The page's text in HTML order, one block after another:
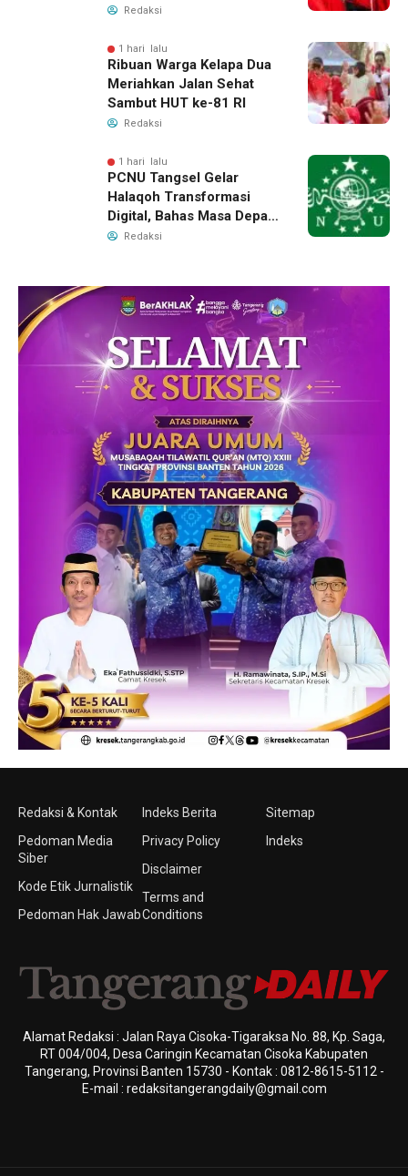
Harumkan Nama Banten
Redaksi
1 hari lalu
Ribuan Warga Kelapa Dua
Meriahkan Jalan Sehat
Sambut HUT ke-81 RI
Redaksi
1 hari lalu
PCNU Tangsel Gelar
Halaqoh Transformasi
Digital, Bahas Masa Depan
NU di Era Disrupsi
Redaksi
Redaksi & Kontak
Pedoman Media
Siber
Kode Etik Jurnalistik
Pedoman Hak Jawab
Indeks Berita
Privacy Policy
Disclaimer
Terms and
Conditions
Sitemap
Indeks
Alamat Redaksi : Jalan Raya Cisoka-Tigaraksa No. 88, Kp. Saga,
RT 004/004, Desa Caringin Kecamatan Cisoka Kabupaten
Tangerang, Provinsi Banten 15730 - Kontak : 0812-8615-5112 -
E-mail : redaksitangerangdaily@gmail.com